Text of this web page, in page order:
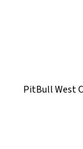
PitBull West